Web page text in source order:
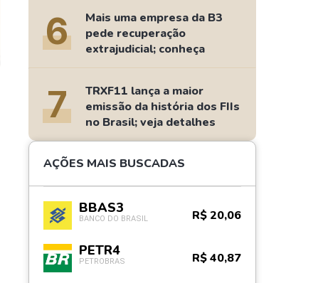
6
Mais uma empresa da B3
pede recuperação
extrajudicial; conheça
7
TRXF11 lança a maior
emissão da história dos FIIs
no Brasil; veja detalhes
AÇÕES MAIS BUSCADAS
BBAS3
BANCO DO BRASIL R$ 20,06
PETR4
PETROBRAS R$ 40,87